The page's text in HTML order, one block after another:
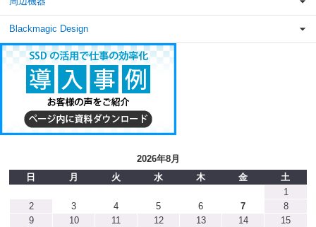
Blackmagic Design
2026年8月
日
月 火 水 木 金
土
1
2
3 4 5 6 7
8
9
10 11 12 13 14
15